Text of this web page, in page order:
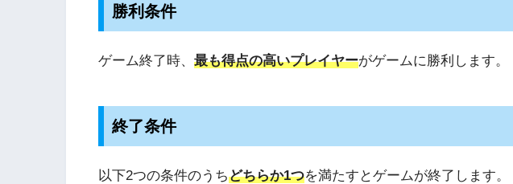
勝利条件
ゲーム終了時、 最も得点の高いプレイヤーがゲームに勝利します。
終了条件
以下2つの条件のうちどちらか1つを満たすとゲームが終了します。